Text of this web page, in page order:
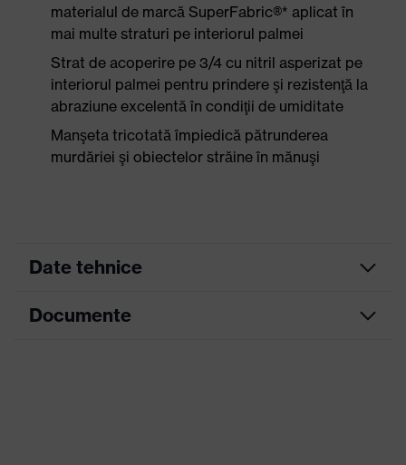
materialul de marcă SuperFabric®* aplicat în
mai multe straturi pe interiorul palmei
Strat de acoperire pe 3/4 cu nitril asperizat pe
interiorul palmei pentru prindere şi rezistenţă la
abraziune excelentă în condiţii de umiditate
Manşeta tricotată împiedică pătrunderea
murdăriei şi obiectelor străine în mănuşi
Date tehnice
Culoare
Documente